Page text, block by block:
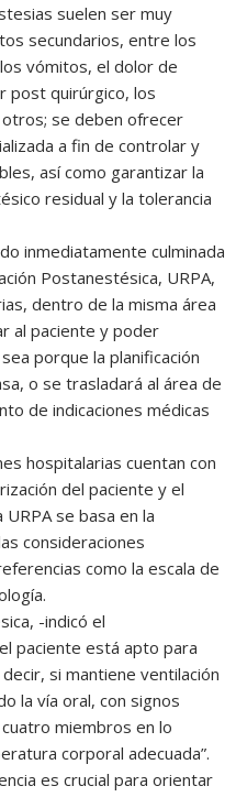
suelen ser muy
secundarios, entre los
vómitos, el dolor de
post quirúrgico, los
se deben ofrecer
a fin de controlar y
así como garantizar la
residual y la tolerancia
inmediatamente culminada
Postanestésica, URPA,
dentro de la misma área
al paciente y poder
porque la planificación
o se trasladará al área de
de indicaciones médicas
hospitalarias cuentan con
del paciente y el
se basa en la
consideraciones
como la escala de
-indicó el
paciente está apto para
si mantiene ventilación
la vía oral, con signos
miembros en lo
corporal adecuada”.
es crucial para orientar